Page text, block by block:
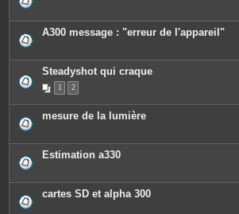
A300 message : "erreur de l'appareil"
Steadyshot qui craque
1 2
mesure de la lumière
Estimation a330
cartes SD et alpha 300